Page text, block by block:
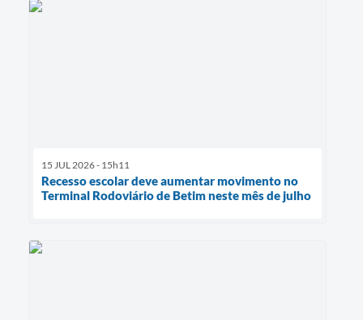
15 JUL 2026 - 15h11
Recesso escolar deve aumentar movimento no
Terminal Rodoviário de Betim neste mês de julho